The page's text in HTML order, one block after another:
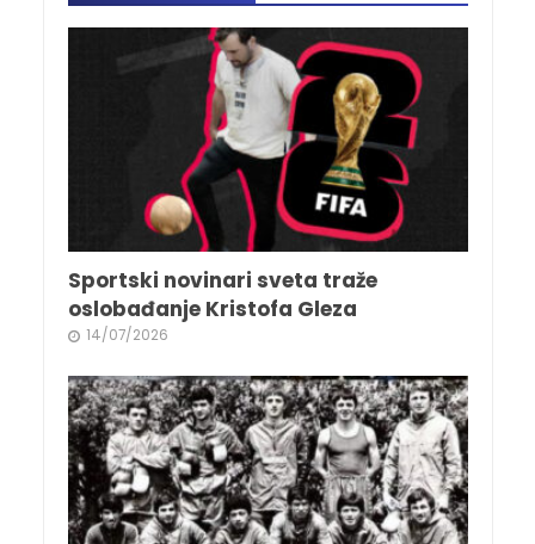
Sportski novinari sveta traže
oslobađanje Kristofa Gleza
14/07/2026